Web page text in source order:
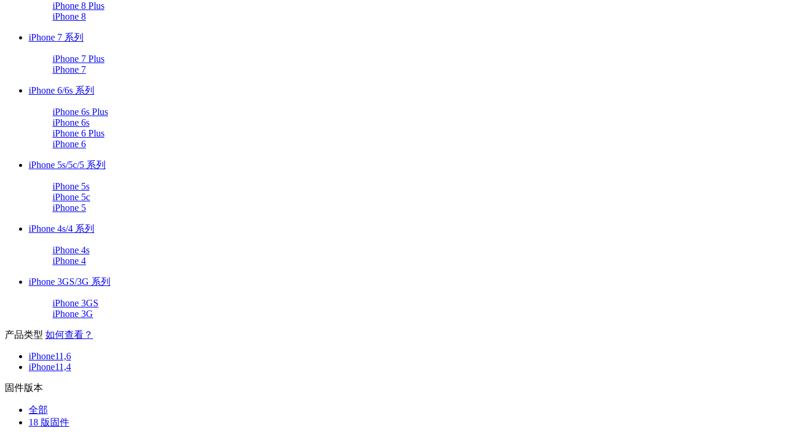
iPhone 8 Plus
iPhone 8
iPhone 7 系列
iPhone 7 Plus
iPhone 7
iPhone 6/6s 系列
iPhone 6s Plus
iPhone 6s
iPhone 6 Plus
iPhone 6
iPhone 5s/5c/5 系列
iPhone 5s
iPhone 5c
iPhone 5
iPhone 4s/4 系列
iPhone 4s
iPhone 4
iPhone 3GS/3G 系列
iPhone 3GS
iPhone 3G
产品类型 如何查看？
iPhone11,6
iPhone11,4
固件版本
全部
18 版固件